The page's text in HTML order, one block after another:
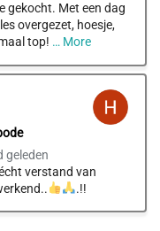
gekocht. Met een dag
overgezet, hoesje,
top! … More
geleden
verstand van
.!!